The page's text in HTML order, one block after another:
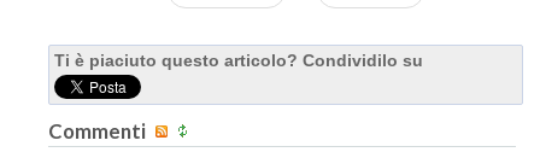
Ti è piaciuto questo articolo? Condividilo su
Commenti